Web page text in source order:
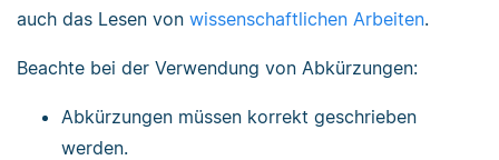
auch das Lesen von wissenschaftlichen Arbeiten.
Beachte bei der Verwendung von Abkürzungen:
Abkürzungen müssen korrekt geschrieben
werden.